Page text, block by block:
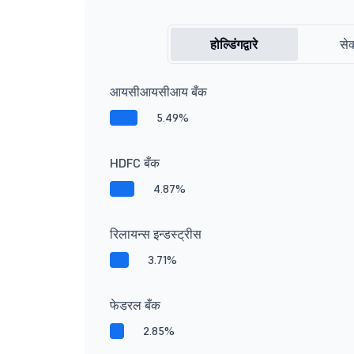
होल्डिंगद्वारे
आयसीआयसीआय बँक
5.49%
HDFC बँक
4.87%
रिलायन्स इन्डस्ट्रीस
3.71%
फेडरल बँक
2.85%